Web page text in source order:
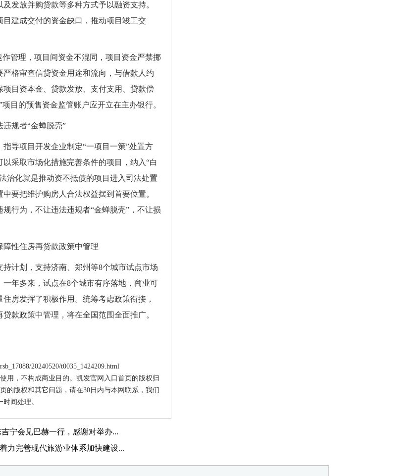
发放并购贷款等多种方式予以融资支持。
建成交付的资金缺口，推动项目竣工交
管理，项目间资金不混同，项目资金严禁挪
格审查信贷资金用途和流向，与借款人约
目资本金、贷款发放、支付支用、贷款偿
目的预售资金监管账户应开立在主办银行。
规者“金蝉脱壳”
项目开发企业制定“一项目一策”处置方
采取市场化措施完善条件的项目，纳入“白
治化就是推动资不抵债的项目进入司法处置
要把维护购房人合法权益摆到首要位置。
行为，不让违法违规者“金蝉脱壳”，不让损
性住房再贷款政策中管理
计划，支持济南、郑州等8个城市试点市场
年多来，试点在8个城市有序落地，商业可
房发挥了积极作用。统筹考虑政策衔接，
款政策中管理，将在全国范围全面推广。
20240520/t0035_1424209.html
用，不构成商业目的。凯发官网入口首页的版权归
的版权和其它问题，请在30日内与本网联系，我们
时间处理。
宁会见巴赫一行，感谢对举办...
力完善现代旅游业体系加快建设...